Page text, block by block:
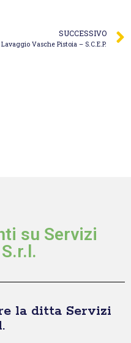
SUCCESSIVO
Lavaggio Vasche Pistoia – S.C.E.P.
su Servizi
la ditta Servizi